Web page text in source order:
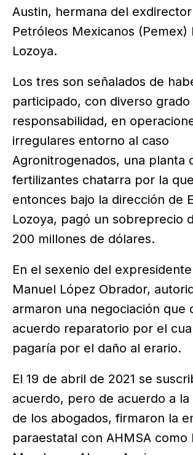
Austin, hermana del
Petróleos Mexicanos (Pemex)
Lozoya.
Los tres son señalados de
participado, con diverso grado
responsabilidad, en
irregulares entorno al caso
Agronitrogenados, una planta
fertilizantes chatarra por la
entonces bajo la dirección de
Lozoya, pagó un sobreprecio
200 millones de dólares.
En el sexenio del
Manuel López Obrador,
armaron una negociación que
acuerdo reparatorio por el
pagaría por el daño al erario.
El 19 de abril de 2021 se
acuerdo, pero de acuerdo a la
de los abogados, firmaron la
paraestatal con AHMSA como